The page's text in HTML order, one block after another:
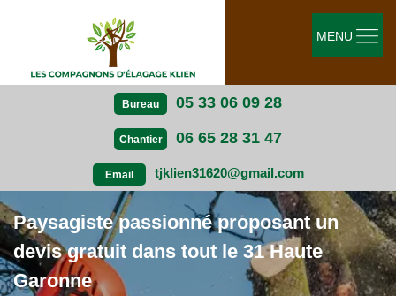
Bureau 05 33 06 09 28
Chantier 06 65 28 31 47
Email tjklien31620@gmail.com
MENU
Paysagiste passionné proposant un
devis gratuit dans tout le 31 Haute
Garonne